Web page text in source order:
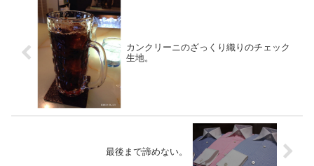
カンクリーニのざっくり織りのチェック
生地。
最後まで諦めない。